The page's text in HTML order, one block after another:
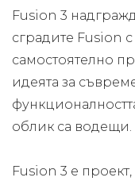
Fusion 3
сградите Fusion
самостоятелно
идеята за
облик са водещи.
Fusion 3 е